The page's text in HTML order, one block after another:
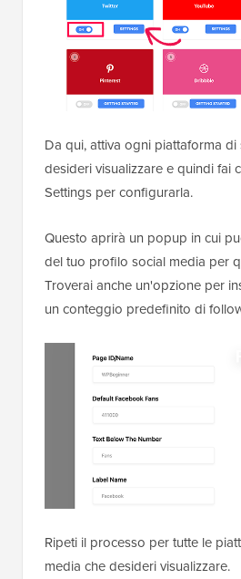
Da qui, attiva ogni piattaforma
desideri visualizzare e quindi fai
Settings per configurarla.
Questo aprirà un popup in cui
del tuo profilo social media per
Troverai anche un'opzione per
un conteggio predefinito di
Ripeti il processo per tutte le
media che desideri visualizzare.